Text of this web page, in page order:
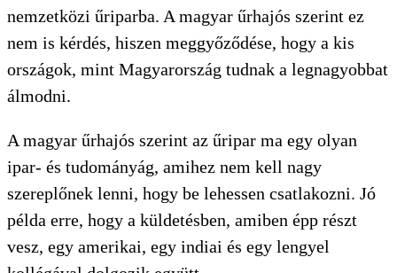
nemzetközi űriparba. A magyar űrhajós szerint ez
nem is kérdés, hiszen meggyőződése, hogy a kis
országok, mint Magyarország tudnak a legnagyobbat
álmodni.
A magyar űrhajós szerint az űripar ma egy olyan
ipar- és tudományág, amihez nem kell nagy
szereplőnek lenni, hogy be lehessen csatlakozni. Jó
példa erre, hogy a küldetésben, amiben épp részt
vesz, egy amerikai, egy indiai és egy lengyel